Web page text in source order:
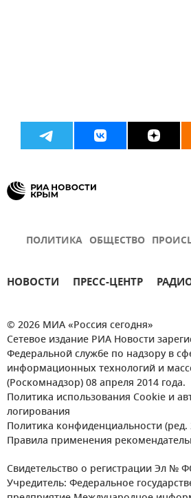
ПОЛИТИКА ОБЩЕСТВО
НОВОСТИ ПРЕСС-ЦЕНТР
© 2026 МИА «Россия сегодня»
Сетевое издание РИА Новости
Федеральной службе по надзору в
информационных технологий и
(Роскомнадзор) 08 апреля 2014 года.
Политика использования Cookie и
логирования
Политика конфиденциальности (ред.
Правила применения
Свидетельство о регистрации Эл №
Учредитель: Федеральное